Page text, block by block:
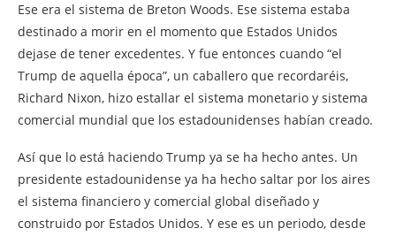
Ese era el sistema de Breton Woods. Ese sistema estaba
destinado a morir en el momento que Estados Unidos
dejase de tener excedentes. Y fue entonces cuando “el
Trump de aquella época”, un caballero que recordaréis,
Richard Nixon, hizo estallar el sistema monetario y sistema
comercial mundial que los estadounidenses habían creado.
Así que lo está haciendo Trump ya se ha hecho antes. Un
presidente estadounidense ya ha hecho saltar por los aires
el sistema financiero y comercial global diseñado y
construido por Estados Unidos. Y ese es un periodo, desde